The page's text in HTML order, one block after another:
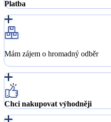
Platba
Mám zájem o hromadný odběr
Chci nakupovat výhodněji